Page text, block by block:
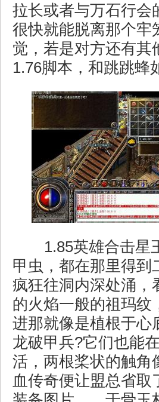
拉长或者与万石行会
很快就能脱离那个牢
觉，若是对方还有其
1.76脚本，和跳跳蜂
1.85英雄合击星
甲虫，都在那里得到
疯狂往洞内深处涌，
的火焰一般的祖玛纹
进那就像是植根于心
龙破甲兵?它们也能
活，两根桨状的触角
血传奇便让盟总省